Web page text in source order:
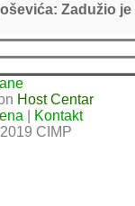
Zadužio je
Host Centar
Kontakt
CIMP